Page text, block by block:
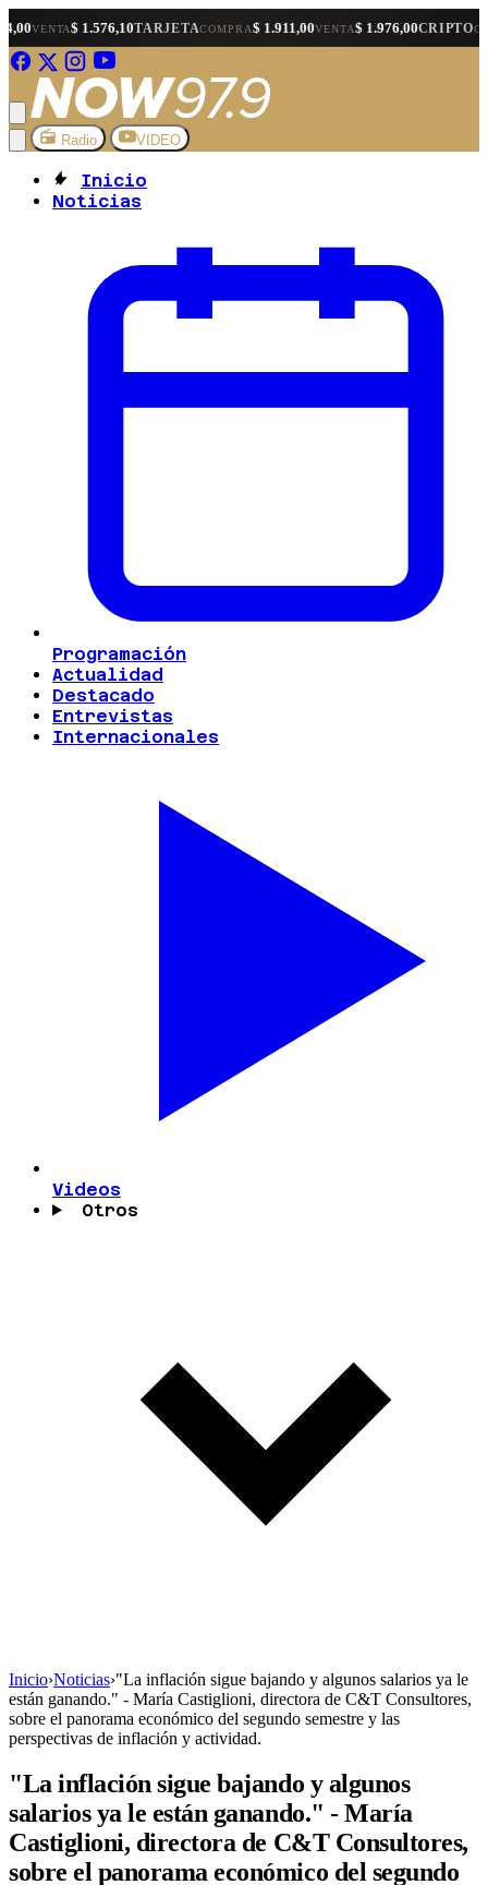
1.576,10TARJETACOMPRA$ 1.911,00VENTA$ 1.976,00CRIPTOCOMPRA$
Radio VIDEO
Inicio
Noticias
Programación
Actualidad
Destacado
Entrevistas
Internacionales
Videos
Otros
Inicio›Noticias›"La inflación sigue bajando y algunos salarios ya le
están ganando." - María Castiglioni, directora de C&T Consultores,
sobre el panorama económico del segundo semestre y las
perspectivas de inflación y actividad.
"La inflación sigue bajando y algunos
salarios ya le están ganando." - María
Castiglioni, directora de C&T Consultores,
sobre el panorama económico del segundo